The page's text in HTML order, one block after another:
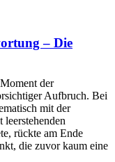
– Die
der
Aufbruch. Bei
mit der
rückte am Ende
die zuvor kaum eine